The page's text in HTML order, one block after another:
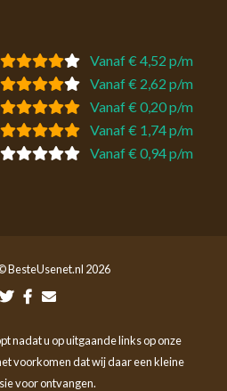
Vanaf € 4,52 p/m
Vanaf € 2,62 p/m
Vanaf € 0,20 p/m
Vanaf € 1,74 p/m
Vanaf € 0,94 p/m
BesteUsenet.nl 2026
nadat u op uitgaande links op onze
voorkomen dat wij daar een kleine
voor ontvangen.